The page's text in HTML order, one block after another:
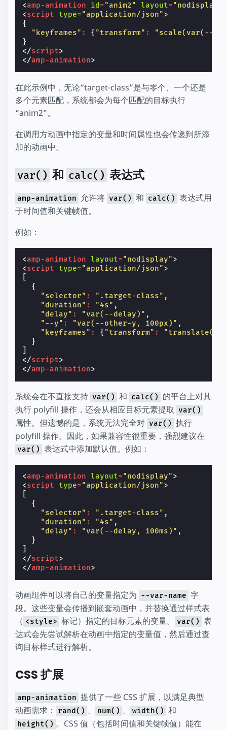
<amp-animation id ="anim2" layout="nodisplay"
<script type="application/json">
{
"keyframes" : { "transform" :
"scale(var(--
}
</script>
</amp-animation>
在此示例中，无论“target-class”是与零个、一个还是
多个元素匹配，系统都会为每个匹配的目标执行
“anim2”。
在调用方动画中指定的变量和时间属性也会传递到所添
加的动画中。
var() 和 calc() 表达式
amp-animation 允许将 var() 和 calc() 表达式用
于时间值和关键帧值。
例如：
<amp-animation layout="nodisplay">
<script type="application/json">
{
"selector" : ".target-class" ,
"duration" : "4s" ,
"delay" : "var(--delay)" ,
"--y" : "var(--other-y, 100px)" ,
"keyframes" : { "transform" :
}
</script>
</amp-animation>
系统会在不直接支持 var() 和 calc()
的平台上对其
执行 polyfill 操作，还会从相应目标元素提取 var()
属性。但遗憾的是，系统无法完全对 var() 执行
polyfill 操作。因此，如果兼容性很重要，强烈建议在
var() 表达式中添加默认值。例如：
<amp-animation layout="nodisplay">
<script type="application/json">
{
"selector" : ".target-class" ,
"duration" : "4s" ,
"delay" : "var(--delay, 100ms)" ,
}
</script>
</amp-animation>
动画组件可以将自己的变量指定为 --var-name 字
段。这些变量会传播到嵌套动画中，并替换通过样式表
（ <style> 标记）指定的目标元素的变量。 var() 表
达式会先尝试解析在动画中指定的变量值，然后通过查
询目标样式进行解析。
CSS 扩展
amp-animation 提供了一些 CSS 扩展，以满足典型
动画需求：
rand() 、 num() 、 width() 和
height() 。CSS 值（包括时间值和关键帧值）能在